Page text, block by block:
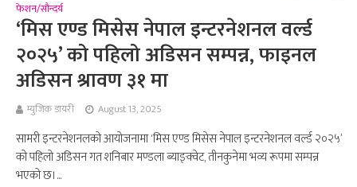
फेशन/सौन्दर्य
‘मिस एण्ड मिसेस नेपाल इन्टरनेशनल वर्ल्ड
२०२५’ को पहिलो अडिसन सम्पन्न, फाइनल
अडिसन श्रावण ३१ मा
म्युजिक डायरी August 13, 2025
सामरी इन्टरनेशनलको आयोजनामा ‘मिस एण्ड मिसेस नेपाल इन्टरनेशनल वर्ल्ड २०२५’
को पहिलो अडिसन गत शनिबार मण्डला ब्याङ्क्वेट, तीनकुनेमा भव्य रूपमा सम्पन्न
भएको छ।...